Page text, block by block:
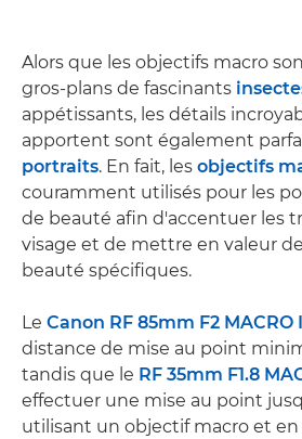
Alors que les objectifs macro
gros-plans de fascinants
appétissants, les détails
apportent sont également
portraits. En fait, les objectifs
couramment utilisés pour les
de beauté afin d'accentuer les
visage et de mettre en valeur
beauté spécifiques.
Le Canon RF 85mm F2 MACRO
distance de mise au point
tandis que le RF 35mm F1.8
effectuer une mise au point
utilisant un objectif macro et